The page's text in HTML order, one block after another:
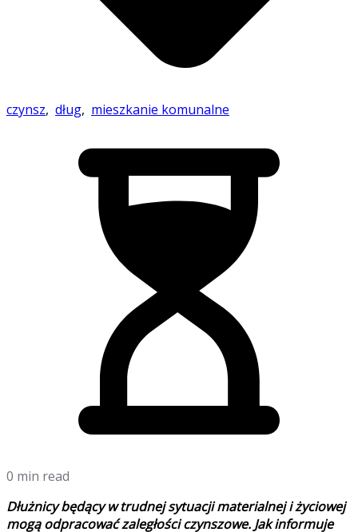
czynsz, dług, mieszkanie komunalne
0 min read
Dłużnicy będący w trudnej sytuacji materialnej i życiowej
mogą odpracować zaległości czynszowe. Jak informuje